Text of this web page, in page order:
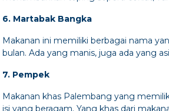
6. Martabak Bangka
Makanan ini memiliki berbagai nama
bulan. Ada yang manis, juga ada yang
7. Pempek
Makanan khas Palembang yang
isi yang beragam. Yang khas dari